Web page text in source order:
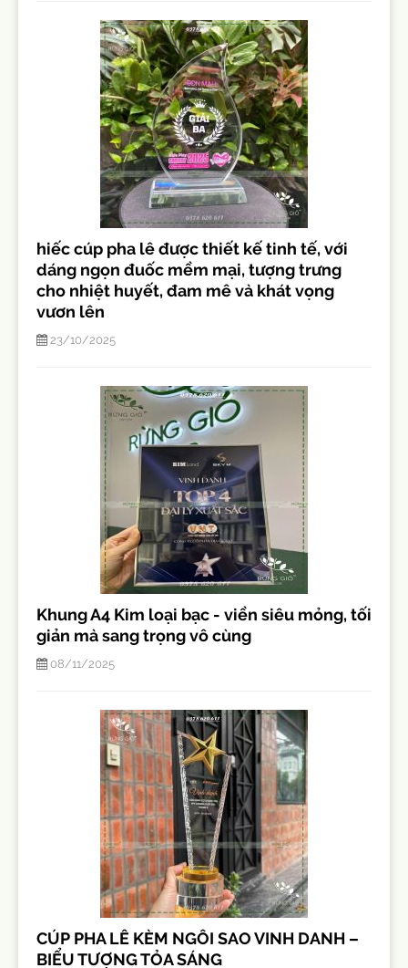
hiếc cúp pha lê được thiết kế tinh tế, với
dáng ngọn đuốc mềm mại, tượng trưng
cho nhiệt huyết, đam mê và khát vọng
vươn lên
23/10/2025
Khung A4 Kim loại bạc - viền siêu mỏng, tối
giản mà sang trọng vô cùng
08/11/2025
CÚP PHA LÊ KÈM NGÔI SAO VINH DANH –
BIỂU TƯỢNG TỎA SÁNG